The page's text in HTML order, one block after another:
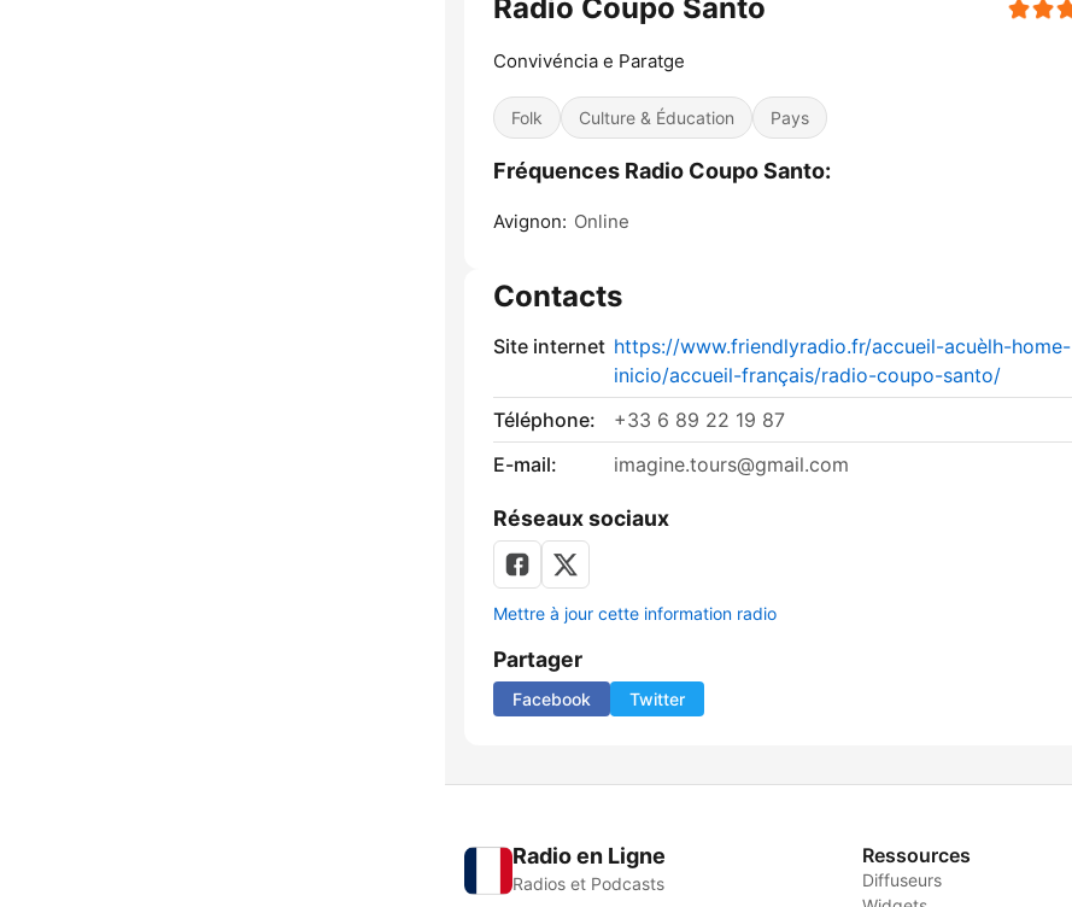
Radio Coupo Santo
Convivéncia e Paratge
Folk Culture & Éducation Pays
Fréquences Radio Coupo Santo:
Avignon: Online
Contacts
Site internet https://www.friendlyradio.fr/accueil-acuèlh-home-
inicio/accueil-français/radio-coupo-santo/
Téléphone:
+33 6 89 22 19 87
E-mail:
imagine.tours@gmail.com
Réseaux sociaux
Mettre à jour cette information radio
Partager
Facebook Twitter
Radio en Ligne
Radios et Podcasts
Ressources
Diffuseurs